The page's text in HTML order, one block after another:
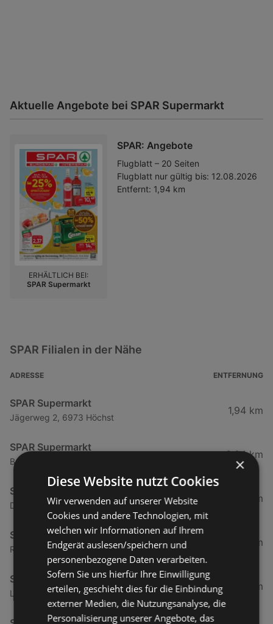
Aktuelle Angebote bei SPAR Supermarkt
SPAR: Angebote
Flugblatt – 20 Seiten
Flugblatt nur gültig bis: 12.08.2026
Entfernt: 1,94 km
ERHÄLTLICH BEI:
SPAR Supermarkt
SPAR Filialen in der Nähe
ADRESSE ENTFERNUNG
SPAR Supermarkt
Jägerweg 2, 6973 Höchst
1,94 km
SPAR Supermarkt
Bundesstraße 80, 6972 Fussach
3,84 km
SPAR Supermarkt
Dorfstraße 46, 6972 Fußach
5,03 km
SPAR Supermarkt
Reichstraße 48b, 6890 Lustenau
5,68 km
SPAR Supermarkt
Landstraße 77, 6971 Hard
6,68 km
×
Diese Website nutzt Cookies
Wir verwenden auf unserer Website
Cookies und andere Technologien, mit
welchen wir Informationen auf Ihrem
Endgerät auslesen/speichern und
personenbezogene Daten verarbeiten.
Sofern Sie uns hierfür Ihre Einwilligung
erteilen, geschieht dies für die Einbindung
externer Medien, die Nutzungsanalyse, die
Personalisierung unserer Angebote, das